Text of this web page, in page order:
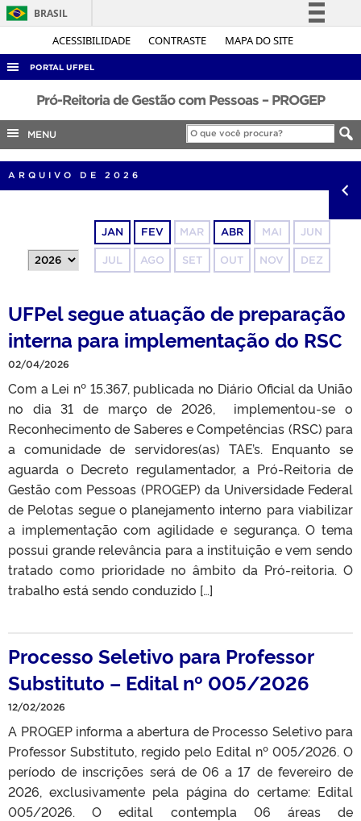
ACESSIBILIDADE CONTRASTE MAPA DO SITE
BRASIL
Simplifique!
Legislação
Canais
PORTAL UFPEL
ACESSO À INFORMAÇÃO
AUDITORIA
COBALTO
CONCURSOS
OUVIDORIA
TELEFONES
Pró-Reitoria de Gestão com Pessoas – PROGEP
MENU
ARQUIVO DE 2026
JAN FEV MAR ABR MAI JUN
JUL AGO SET OUT NOV DEZ
UFPel segue atuação de preparação
interna para implementação do RSC
02/04/2026
Com a Lei nº 15.367, publicada no Diário Oficial da União
no dia 31 de março de 2026, implementou-se o
Reconhecimento de Saberes e Competências (RSC) para
a comunidade de servidores(as) TAE’s. Enquanto se
aguarda o Decreto regulamentador, a Pró-Reitoria de
Gestão com Pessoas (PROGEP) da Universidade Federal
de Pelotas segue o planejamento interno para viabilizar
a implementação com agilidade e segurança. O tema
possui grande relevância para a instituição e vem sendo
tratado como prioridade no âmbito da Pró-reitoria. O
trabalho está sendo conduzido […]
Processo Seletivo para Professor
Substituto – Edital nº 005/2026
12/02/2026
A PROGEP informa a abertura de Processo Seletivo para
Professor Substituto, regido pelo Edital nº 005/2026. O
período de inscrições será de 06 a 17 de fevereiro de
2026, exclusivamente pela página do certame: Edital
005/2026. O edital contempla 06 áreas de